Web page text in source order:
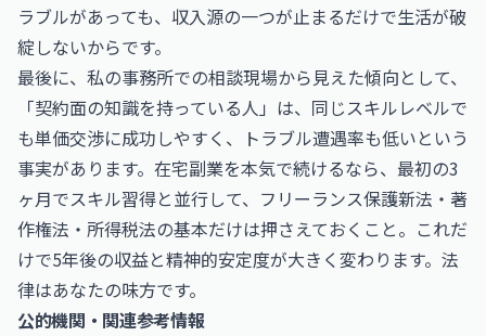
ラブルがあっても、収入源の一つが止まるだけで生活が破
綻しないからです。
最後に、私の事務所での相談現場から見えた傾向として、
「契約面の知識を持っている人」は、同じスキルレベルで
も単価交渉に成功しやすく、トラブル遭遇率も低いという
事実があります。在宅副業を本気で続けるなら、最初の3
ヶ月でスキル習得と並行して、フリーランス保護新法・著
作権法・所得税法の基本だけは押さえておくこと。これだ
けで5年後の収益と精神的安定度が大きく変わります。法
律はあなたの味方です。
公的機関・関連参考情報